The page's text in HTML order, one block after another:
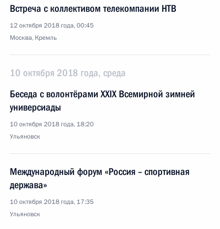
Встреча с коллективом телекомпании НТВ
12 октября 2018 года, 00:45
Москва, Кремль
10 октября 2018 года, среда
Беседа с волонтёрами XXIX Всемирной зимней
универсиады
10 октября 2018 года, 18:20
Ульяновск
Международный форум «Россия – спортивная
держава»
10 октября 2018 года, 17:35
Ульяновск